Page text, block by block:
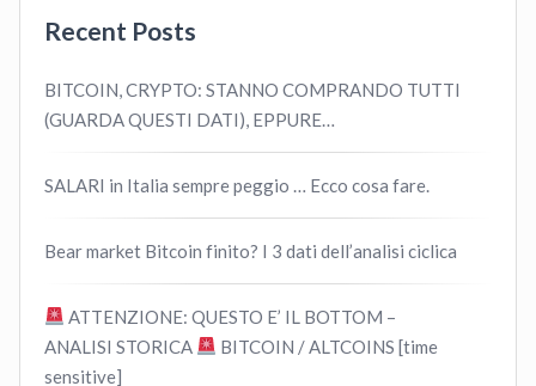
Recent Posts
BITCOIN, CRYPTO: STANNO COMPRANDO TUTTI
(GUARDA QUESTI DATI), EPPURE…
SALARI in Italia sempre peggio … Ecco cosa fare.
Bear market Bitcoin finito? I 3 dati dell’analisi ciclica
ATTENZIONE: QUESTO E’ IL BOTTOM –
ANALISI STORICA
BITCOIN / ALTCOINS [time
sensitive]